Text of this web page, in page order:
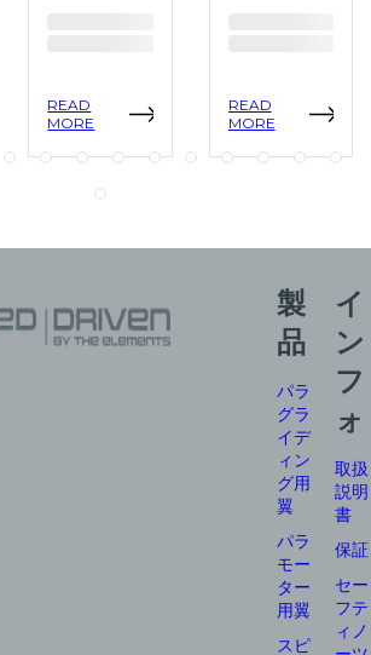
READ
MORE
READ
MORE
製
品
パラ
グラ
イデ
ィン
グ用
翼
パラ
モー
ター
用翼
スピ
イ
ン
フ
ォ
取扱
説明
書
保証
セー
フテ
ィノ